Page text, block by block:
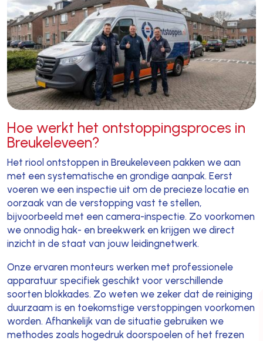
Hoe werkt het ontstoppingsproces in
Breukeleveen?
Het riool ontstoppen in Breukeleveen pakken we aan
met een systematische en grondige aanpak. Eerst
voeren we een inspectie uit om de precieze locatie en
oorzaak van de verstopping vast te stellen,
bijvoorbeeld met een camera-inspectie. Zo voorkomen
we onnodig hak- en breekwerk en krijgen we direct
inzicht in de staat van jouw leidingnetwerk.
Onze ervaren monteurs werken met professionele
apparatuur specifiek geschikt voor verschillende
soorten blokkades. Zo weten we zeker dat de reiniging
duurzaam is en toekomstige verstoppingen voorkomen
worden. Afhankelijk van de situatie gebruiken we
methodes zoals hogedruk doorspoelen of het frezen